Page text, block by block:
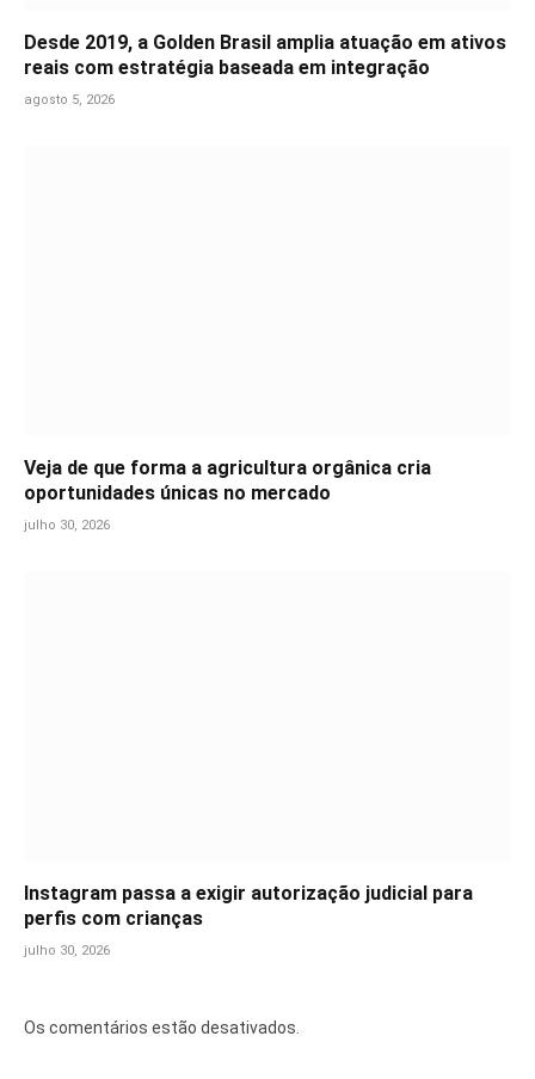
Desde 2019, a Golden Brasil amplia atuação em ativos
reais com estratégia baseada em integração
agosto 5, 2026
Veja de que forma a agricultura orgânica cria
oportunidades únicas no mercado
julho 30, 2026
Instagram passa a exigir autorização judicial para
perfis com crianças
julho 30, 2026
Os comentários estão desativados.